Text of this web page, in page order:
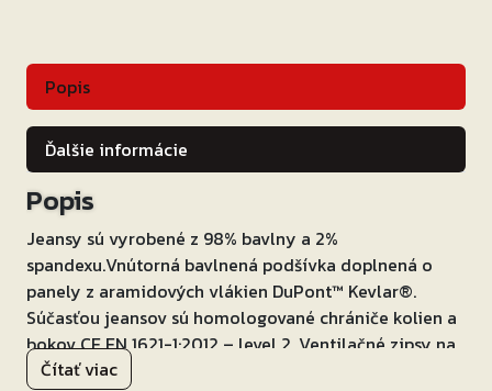
Popis
Ďalšie informácie
Popis
Jeansy sú vyrobené z 98% bavlny a 2%
spandexu.Vnútorná bavlnená podšívka doplnená o
panely z aramidových vlákien DuPont™ Kevlar®.
Súčasťou jeansov sú homologované chrániče kolien a
bokov CE EN 1621-1:2012 – level 2. Ventilačné zipsy na
stehnách zaistí lepšiu priedušnosť. Stretchové panely
Čítať viac